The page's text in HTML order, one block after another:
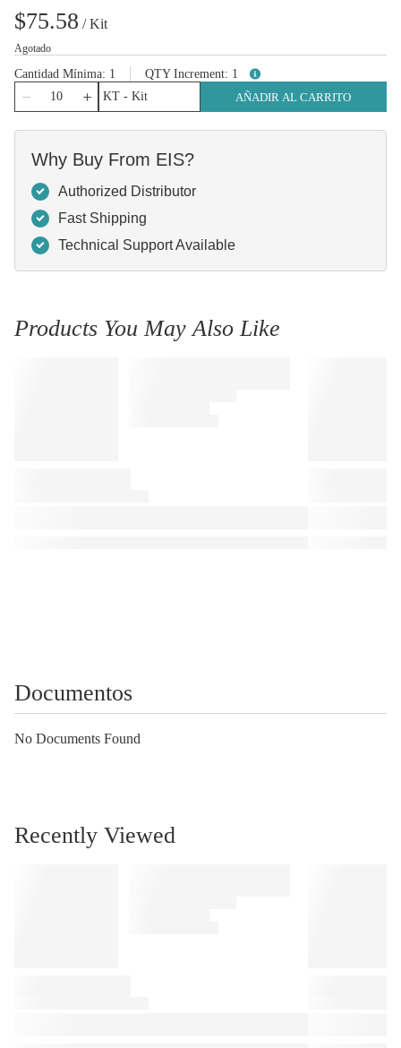
$75.58 /Kit
Agotado
Cantidad Mínima 1 QTY Increment 1
more info
Cantidad
AÑADIR AL CARRITO
Why Buy From EIS?
Authorized Distributor
Fast Shipping
Technical Support Available
Products You May Also Like
Documentos
No Documents Found
Recently Viewed